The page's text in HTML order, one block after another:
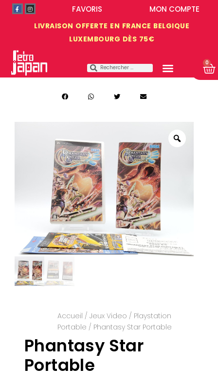
LIVRAISON OFFERTE EN FRANCE BELGIQUE
LUXEMBOURG DÈS 75€
MON COMPTE
FAVORIS
0
Accueil / Jeux Video / Playstation
Portable / Phantasy Star Portable
Phantasy Star
Portable